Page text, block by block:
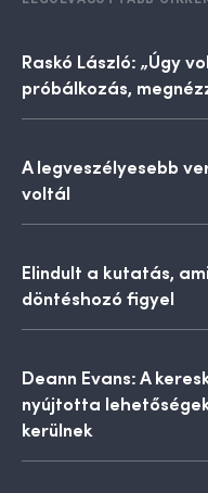
Raskó László: „Úgy
próbálkozás,
A legveszélyesebb
voltál
Elindult a kutatás,
döntéshozó figyel
Deann Evans: A
nyújtotta
kerülnek